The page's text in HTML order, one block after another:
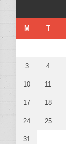
M T
3 4
10 11
17 18
24 25
31